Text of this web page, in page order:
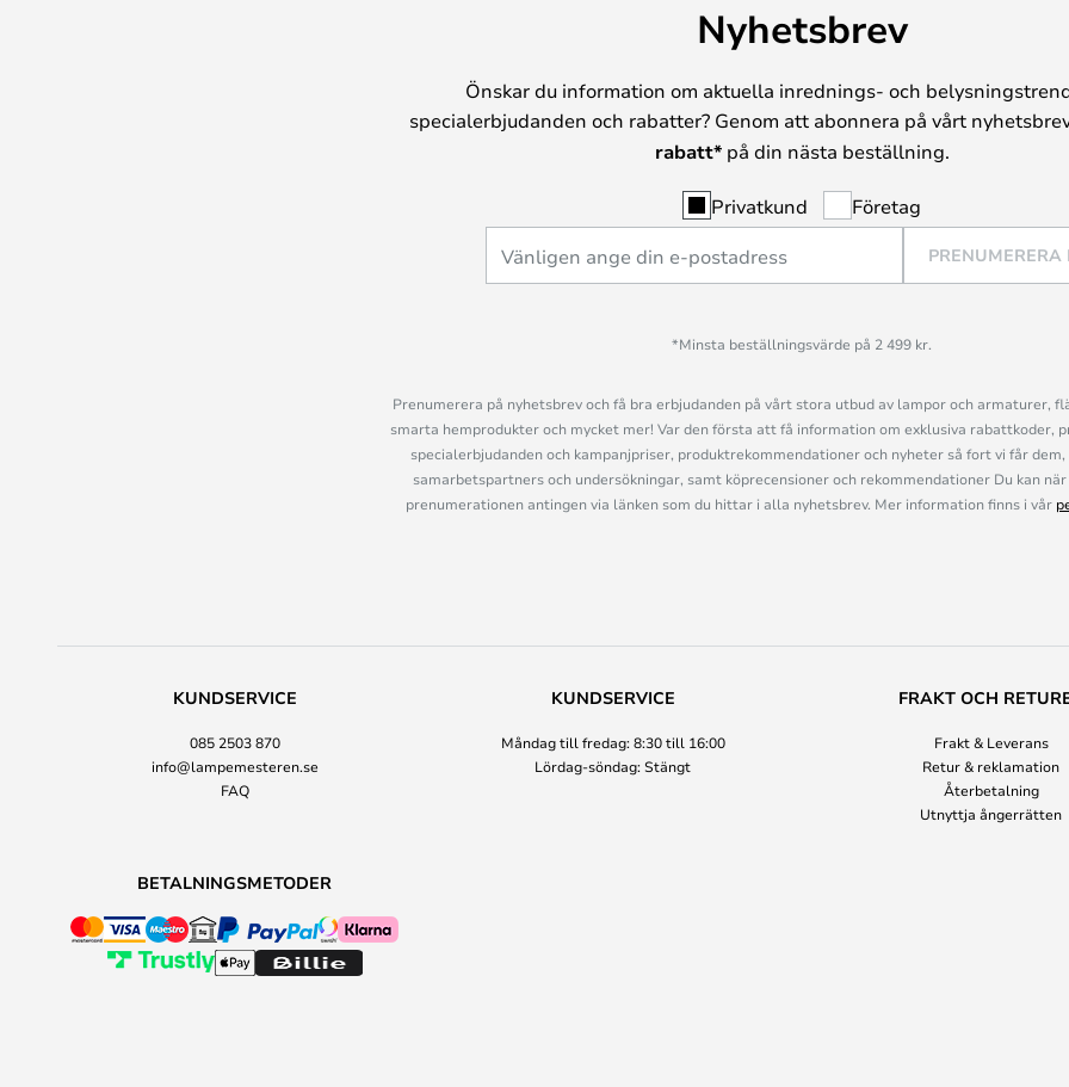
Nyhetsbrev
Önskar du information om aktuella inrednings- och
specialerbjudanden och rabatter? Genom att abonnera på vårt
rabatt*på din nästa beställning.
Privatkund Företag
PRENUMERERA
*Minsta beställningsvärde på 2 499 kr.
Prenumerera på nyhetsbrev och få bra erbjudanden på vårt stora utbud av lampor och armaturer,
smarta hemprodukter och mycket mer! Var den första att få information om exklusiva rabattkoder,
specialerbjudanden och kampanjpriser, produktrekommendationer och nyheter så fort vi får
samarbetspartners och undersökningar, samt köprecensioner och rekommendationer Du kan
prenumerationen antingen via länken som du hittar i alla nyhetsbrev. Mer information finns i vår
KUNDSERVICE
085 2503 870
info@lampemesteren.se
FAQ
KUNDSERVICE
Måndag till fredag: 8:30 till 16:00
Lördag-söndag: Stängt
FRAKT OCH
Frakt & Leverans
Retur & reklamation
Återbetalning
Utnyttja ångerrätten
BETALNINGSMETODER